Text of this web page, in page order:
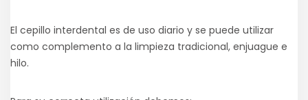
El cepillo interdental es de uso diario y se puede utilizar
como complemento a la limpieza tradicional, enjuague e
hilo.